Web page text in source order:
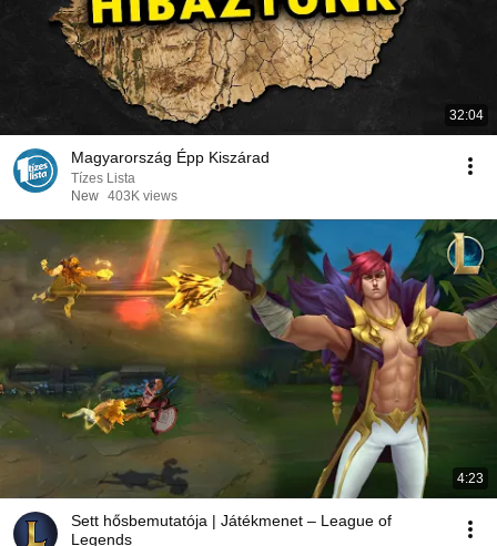
32:04
Magyarország Épp Kiszárad
Tízes Lista
New 403K views
4:23
Sett hősbemutatója | Játékmenet – League of
Legends